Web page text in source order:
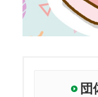
団